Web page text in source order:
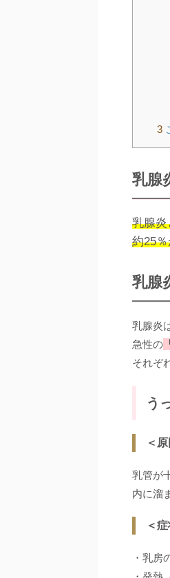
3
乳腺
乳腺炎
約25
乳腺
乳腺炎
急性の
それぞ
う
＜
乳管が
内に溜
＜
・乳房